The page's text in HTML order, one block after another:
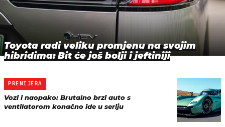
Toyota radi veliku promjenu na svojim
hibridima: Bit će još bolji i jeftiniji
PREMIJERA
Vozi i naopako: Brutalno brzi auto s
ventilatorom konačno ide u seriju